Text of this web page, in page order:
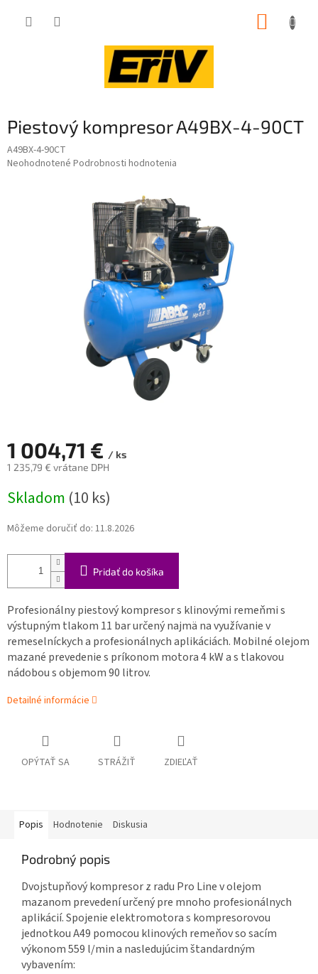
Piestový kompresor A49BX-4-90CT
A49BX-4-90CT
Priemerné
Neohodnotené Podrobnosti hodnotenia
1 004,71 € / ks
1 235,79 € vrátane DPH
cena:
Skladom (10 ks)
Môžeme doručiť do: 11.8.2026
Pridať do košíka
Profesionálny piestový kompresor s klinovými remeňmi s
výstupným tlakom 11 bar určený najmä na využívanie v
remeselníckych a profesionálnych aplikáciách. Mobilné olejom
mazané prevedenie s príkonom motora 4 kW a s tlakovou
nádobou s objemom 90 litrov.
Detailné informácie
OPÝTAŤ SA STRÁŽIŤ ZDIEĽAŤ
Popis Hodnotenie Diskusia
Podrobný popis
Dvojstupňový kompresor z radu Pro Line v olejom
mazanom prevedení určený pre mnoho profesionálnych
aplikácií. Spojenie elektromotora s kompresorovou
jednotkou A49 pomocou klinových remeňov so sacím
výkonom 559 l/min a nasledujúcim štandardným
vybavením: